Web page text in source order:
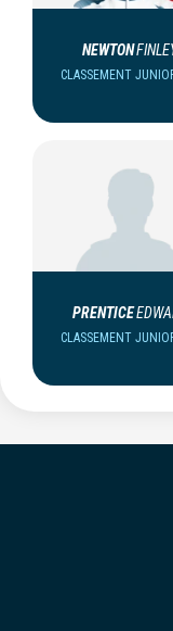
NEWTON
CLASSEMENT
PRENTICE
CLASSEMENT